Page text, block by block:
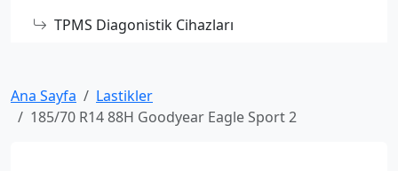
TPMS Diagonistik Cihazları
Ana Sayfa
Lastikler
185/70 R14 88H Goodyear Eagle Sport 2